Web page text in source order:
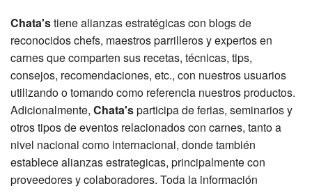
Chata'stiene alianzas estratégicas con blogs de
reconocidos chefs, maestros parrilleros y expertos en
carnes que comparten sus recetas, técnicas, tips,
consejos, recomendaciones, etc., con nuestros usuarios
utilizando o tomando como referencia nuestros productos.
Adicionalmente, Chata'sparticipa de ferias, seminarios y
otros tipos de eventos relacionados con carnes, tanto a
nivel nacional como internacional, donde también
establece alianzas estrategicas, principalmente con
proveedores y colaboradores. Toda la información